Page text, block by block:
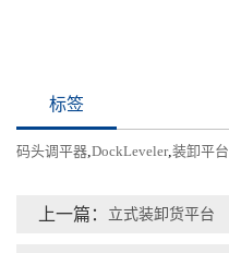
标签
码头调平器,DockLeveler,装卸平台
上一篇： 立式装卸货平台